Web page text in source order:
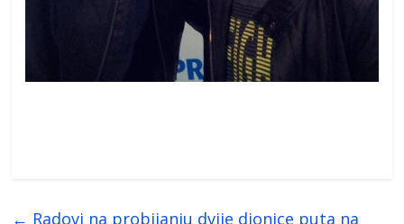
← Radovi na probijanju dvije dionice puta na